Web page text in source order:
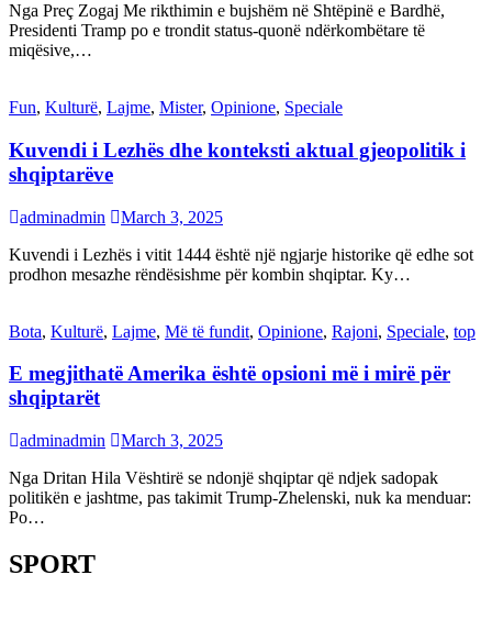
Nga Preç Zogaj Me rikthimin e bujshëm në Shtëpinë e Bardhë,
Presidenti Tramp po e trondit status-quonë ndërkombëtare të
miqësive,…
Fun, Kulturë, Lajme, Mister, Opinione, Speciale
Kuvendi i Lezhës dhe konteksti aktual gjeopolitik i
shqiptarëve
adminadmin
March 3, 2025
Kuvendi i Lezhës i vitit 1444 është një ngjarje historike që edhe sot
prodhon mesazhe rëndësishme për kombin shqiptar. Ky…
Bota, Kulturë, Lajme, Më të fundit, Opinione, Rajoni, Speciale, top
E megjithatë Amerika është opsioni më i mirë për
shqiptarët
adminadmin
March 3, 2025
Nga Dritan Hila Vështirë se ndonjë shqiptar që ndjek sadopak
politikën e jashtme, pas takimit Trump-Zhelenski, nuk ka menduar:
Po…
SPORT